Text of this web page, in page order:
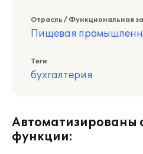
Отрасль / Функциональная
Пищевая
Теги
бухгалтерия
Автоматизированы
функции: